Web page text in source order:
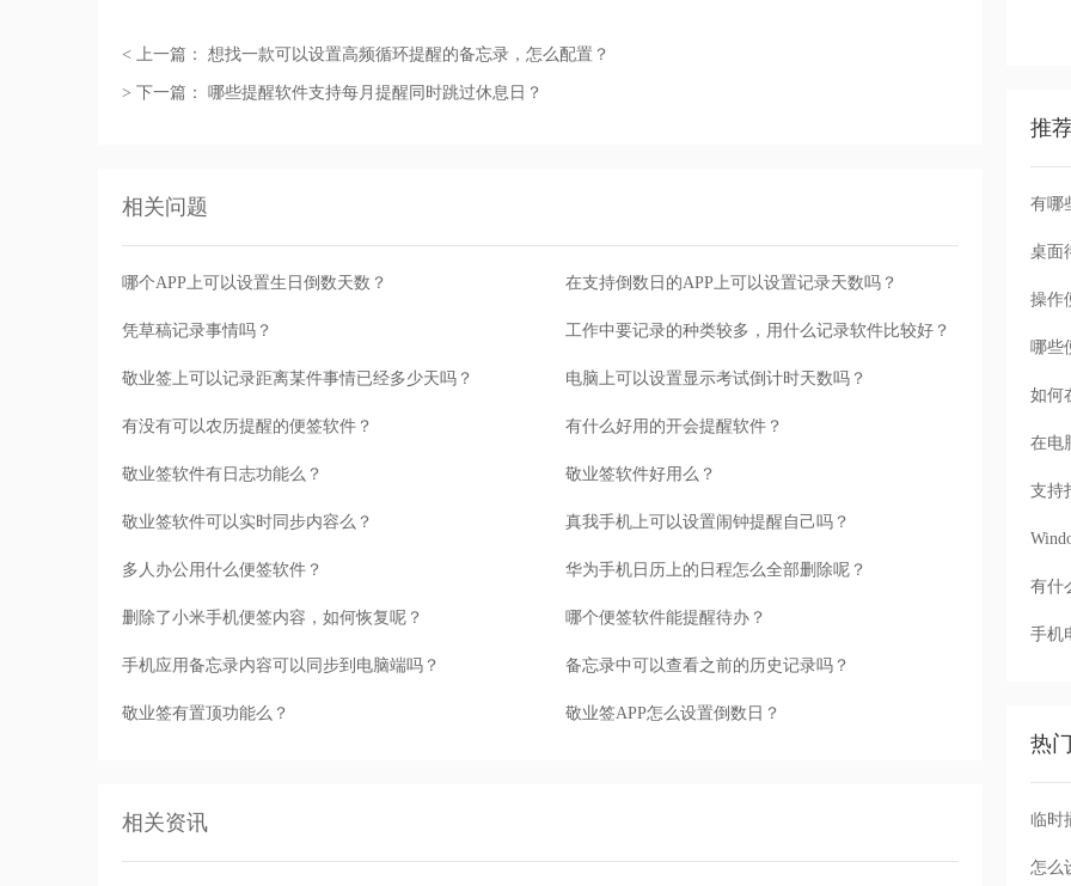
< 上一篇： 想找一款可以设置高频循环提醒的备忘录，怎么配置？
> 下一篇： 哪些提醒软件支持每月提醒同时跳过休息日？
相关问题
哪个APP上可以设置生日倒数天数？ 在支持倒数日的APP上可以设置记录天数吗？
凭草稿记录事情吗？ 工作中要记录的种类较多，用什么记录软件比较好？
敬业签上可以记录距离某件事情已经多少天吗？ 电脑上可以设置显示考试倒计时天数吗？
有没有可以农历提醒的便签软件？ 有什么好用的开会提醒软件？
敬业签软件有日志功能么？ 敬业签软件好用么？
敬业签软件可以实时同步内容么？ 真我手机上可以设置闹钟提醒自己吗？
多人办公用什么便签软件？ 华为手机日历上的日程怎么全部删除呢？
删除了小米手机便签内容，如何恢复呢？ 哪个便签软件能提醒待办？
手机应用备忘录内容可以同步到电脑端吗？ 备忘录中可以查看之前的历史记录吗？
敬业签有置顶功能么？ 敬业签APP怎么设置倒数日？
相关资讯
推
有哪
桌面
操作
哪些
如何
在电
支持
有什
手机
热
怎么